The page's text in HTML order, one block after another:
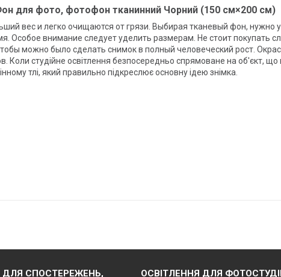
для фото, фотофон тканинний Чорний (150 см×200 см)
вес и легко очищаются от грязи. Выбирая тканевый фон, нужно
Особое внимание следует уделить размерам. Не стоит покупать
можно было сделать снимок в полный человеческий рост.
студійне освітлення безпосередньо спрямоване на об'єкт, що
тлі, який правильно підкреслює основну ідею знімка.
СПОСТЕРЕЖЕНЬ, ОСВІТЛЕННЯ ДЛЯ